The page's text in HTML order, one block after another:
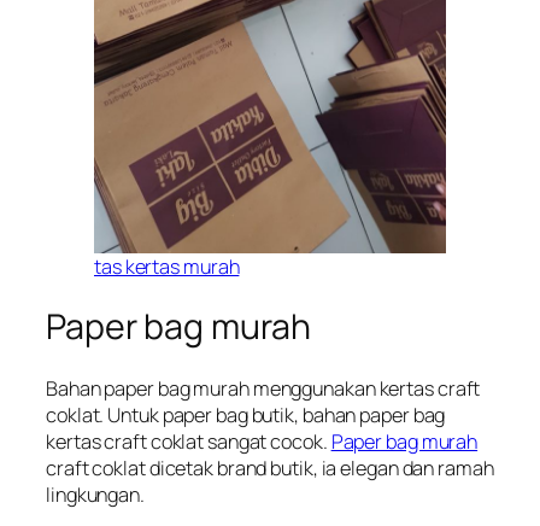
tas kertas murah
Paper bag murah
Bahan paper bag murah menggunakan kertas craft
coklat. Untuk paper bag butik, bahan paper bag
kertas craft coklat sangat cocok. Paper bag murah
craft coklat dicetak brand butik, ia elegan dan ramah
lingkungan.